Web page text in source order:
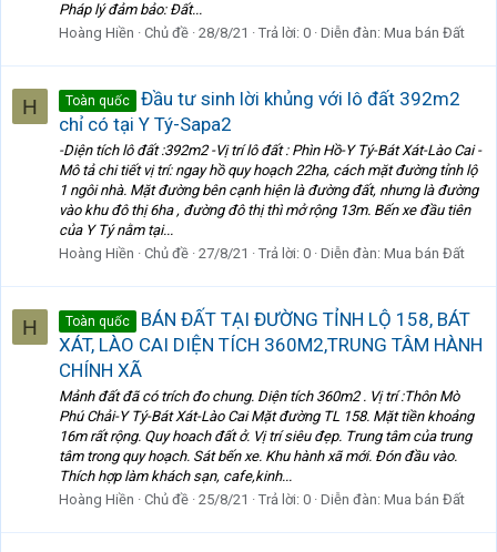
Pháp lý đảm bảo: Đất...
Hoàng Hiền
Chủ đề 28/8/21 Trả lời: 0 Diễn đàn: Mua bán Đất
H Toàn quốc
Đầu tư sinh lời khủng với lô đất 392m2
chỉ có tại Y Tý-Sapa2
-Diện tích lô đất :392m2 -Vị trí lô đất : Phìn Hồ-Y Tý-Bát Xát-Lào Cai -
Mô tả chi tiết vị trí: ngay hồ quy hoạch 22ha, cách mặt đường tỉnh lộ
1 ngôi nhà. Mặt đường bên cạnh hiện là đường đất, nhưng là đường
vào khu đô thị 6ha , đường đô thị thì mở rộng 13m. Bến xe đầu tiên
của Y Tý nằm tại...
Hoàng Hiền
Chủ đề 27/8/21 Trả lời: 0 Diễn đàn: Mua bán Đất
H Toàn quốc
BÁN ĐẤT TẠI ĐƯỜNG TỈNH LỘ 158, BÁT
XÁT, LÀO CAI DIỆN TÍCH 360M2,TRUNG TÂM HÀNH
CHÍNH XÃ
Mảnh đất đã có trích đo chung. Diện tích 360m2 . Vị trí :Thôn Mò
Phú Chải-Y Tý-Bát Xát-Lào Cai Mặt đường TL 158. Mặt tiền khoảng
16m rất rộng. Quy hoach đất ở. Vị trí siêu đẹp. Trung tâm của trung
tâm trong quy hoạch. Sát bến xe. Khu hành xã mới. Đón đầu vào.
Thích hợp làm khách sạn, cafe,kinh...
Hoàng Hiền
Chủ đề 25/8/21 Trả lời: 0 Diễn đàn: Mua bán Đất